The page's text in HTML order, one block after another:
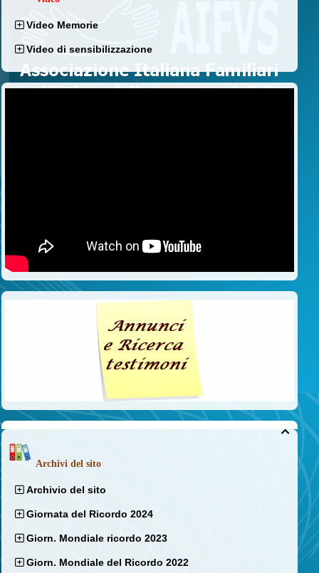
Video Memorie
Video di sensibilizzazione

Archivi del sito
Archivio del sito
Giornata del Ricordo 2024
Giorn. Mondiale ricordo 2023
Giorn. Mondiale del Ricordo 2022